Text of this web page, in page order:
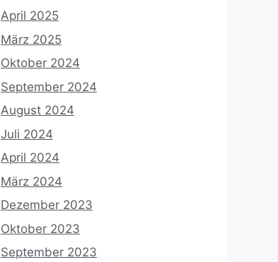
April 2025
März 2025
Oktober 2024
September 2024
August 2024
Juli 2024
April 2024
März 2024
Dezember 2023
Oktober 2023
September 2023